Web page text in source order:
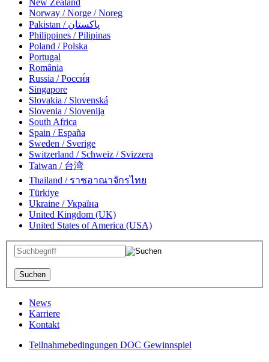
Norway / Norge / Noreg
Pakistan / پاکستان
Philippines / Pilipinas
Poland / Polska
Portugal
România
Russia / Росси́я
Singapore
Slovakia / Slovenská
Slovenia / Slovenija
South Africa
Spain / España
Sweden / Sverige
Switzerland / Schweiz / Svizzera
Taiwan / 台湾
Thailand / ราชอาณาจักรไทย
Türkiye
Ukraine / Україна
United Kingdom (UK)
United States of America (USA)
News
Karriere
Kontakt
Teilnahmebedingungen DOC Gewinnspiel